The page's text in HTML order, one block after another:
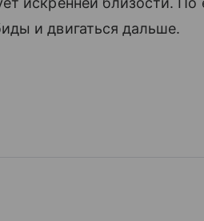
и двигаться дальше.